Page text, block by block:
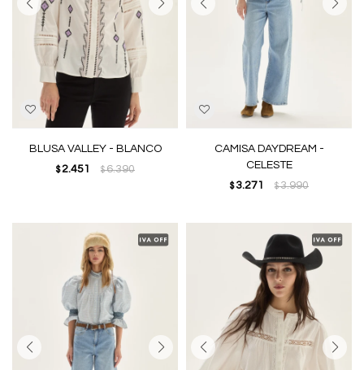
BLUSA VALLEY - BLANCO
$ 2.451 $6.390
CAMISA DAYDREAM -
CELESTE
$ 3.271 $3.990